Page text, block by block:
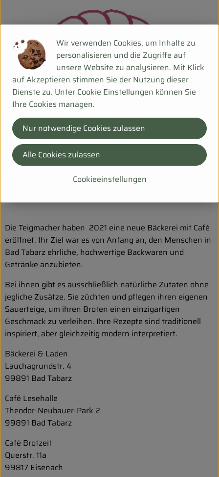
Die Teigmacher haben 2021 eine neue Bäckerei mit Café
eröffnet. Ihr Ziel war es von Anfang an, den Menschen in
Bad Tabarz ehrliche, hochwertige Backwaren und
Getränke anzubieten.
Bei ihnen gibt es ausschließlich natürliche Zutaten ohne
jegliche Zusätze. Sie züchten und pflegen ihren eigenen
Sauerteige, um ihren Broten einen einzigartigen
Geschmack zu verleihen. Ihre Rezepte sind traditionell
inspiriert, aber gleichzeitig modern interpretiert.
Bäckerei & Laden
Lauchagrundstr. 4
99891 Bad Tabarz
Café Lesehalle
Theodor-Neubauer-Park 2
99891 Bad Tabarz
Café Brotzeit
Querstr. 11a
99817 Eisenach
Wir verwenden Cookies, um Inhalte zu
personalisieren und die Zugriffe auf
unsere Website zu analysieren. Mit Klick
auf Akzeptieren stimmen Sie der Nutzung dieser
Dienste zu. Unter Cookie Einstellungen können Sie
Ihre Cookies managen.
Cookieeinstellungen
Nur notwendige Cookies zulassen
Alle Cookies zulassen